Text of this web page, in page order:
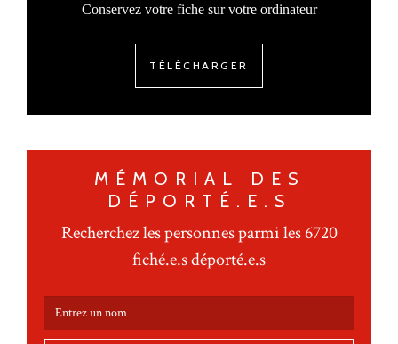
Conservez votre fiche sur votre ordinateur
TÉLÉCHARGER
MÉMORIAL DES
DÉPORTÉ.E.S
Recherchez les personnes parmi les 6720
fiché.e.s déporté.e.s